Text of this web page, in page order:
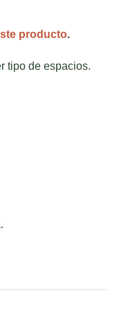
producto.
tipo de espacios.